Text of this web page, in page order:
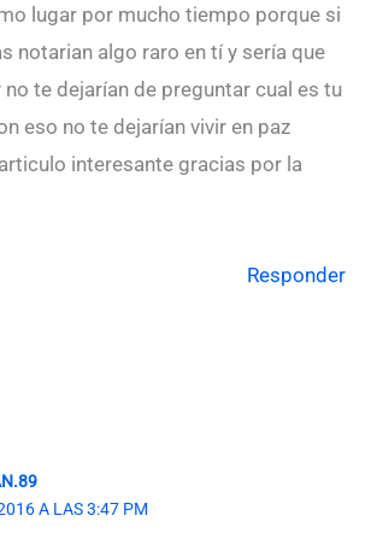
lugar por mucho tiempo porque si
notarian algo raro en tí y sería que
no te dejarían de preguntar cual es tu
eso no te dejarían vivir en paz
interesante gracias por la
Responder
A LAS 3:47 PM